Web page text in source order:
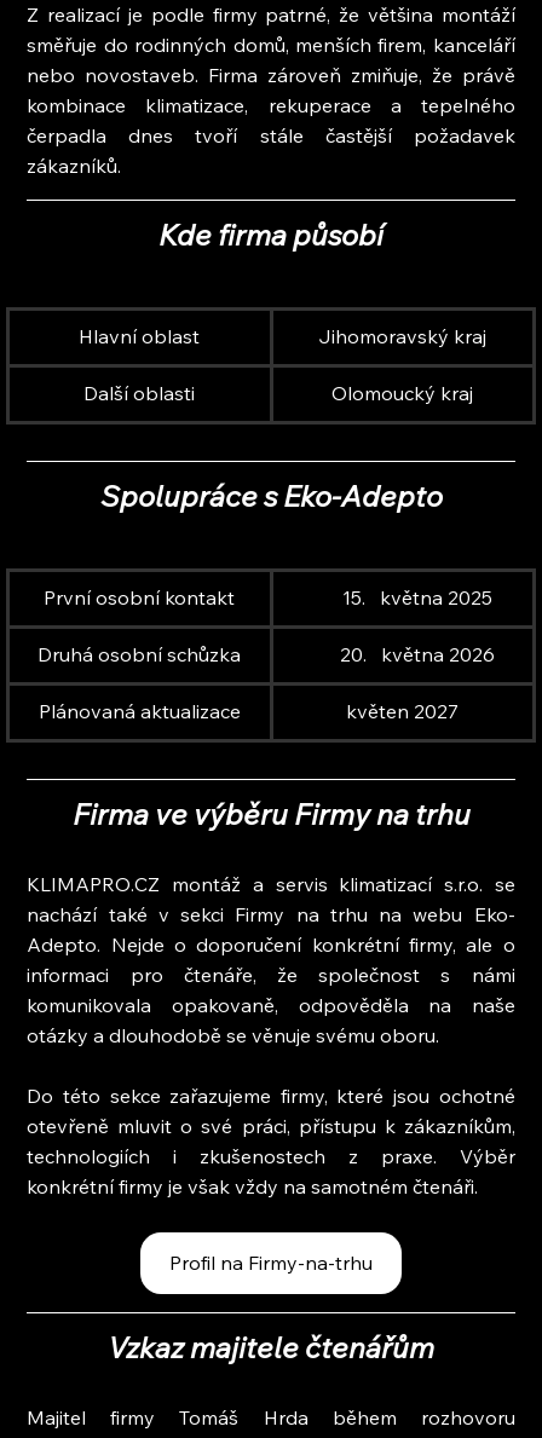
Z realizací je podle firmy patrné, že většina montáží
směřuje do rodinných domů, menších firem, kanceláří
nebo novostaveb. Firma zároveň zmiňuje, že právě
kombinace klimatizace, rekuperace a tepelného
čerpadla dnes tvoří stále častější požadavek
zákazníků.
Kde firma působí
Hlavní oblast Jihomoravský kraj
Další oblasti Olomoucký kraj
Spolupráce s Eko-Adepto
První osobní kontakt května 2025
Druhá osobní schůzka května 2026
Plánovaná aktualizace květen 2027
Firma ve výběru Firmy na trhu
KLIMAPRO.CZ montáž a servis klimatizací s.r.o. se
nachází také v sekci Firmy na trhu na webu Eko-
Adepto. Nejde o doporučení konkrétní firmy, ale o
informaci pro čtenáře, že společnost s námi
komunikovala opakovaně, odpověděla na naše
otázky a dlouhodobě se věnuje svému oboru.
Do této sekce zařazujeme firmy, které jsou ochotné
otevřeně mluvit o své práci, přístupu k zákazníkům,
technologiích i zkušenostech z praxe. Výběr
konkrétní firmy je však vždy na samotném čtenáři.
Profil na Firmy-na-trhu
Vzkaz majitele čtenářům
Majitel firmy Tomáš Hrda během rozhovoru